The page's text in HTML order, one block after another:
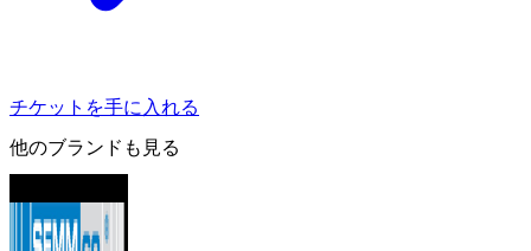
チケットを手に入れる
他のブランドも見る